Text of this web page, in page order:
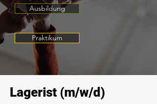
Ausbildung
Praktikum
Lagerist (m/w/d)